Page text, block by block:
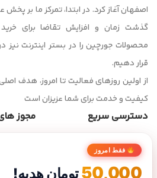
اصفهان آغاز کرد. در ابتدا، تمرکز ما بر پخش
گذشت زمان و افزایش تقاضا برای
محصولات جورچین را در بستر اینترنت
قرار دهیم.
از اولین روزهای فعالیت تا امروز، هدف
کیفیت و خدمت برای شما عزیزان است
دسترسی سریع
صفحه اصلی
فروشگاه
مجوز
فقط امروز
50,000تومان هدیه!